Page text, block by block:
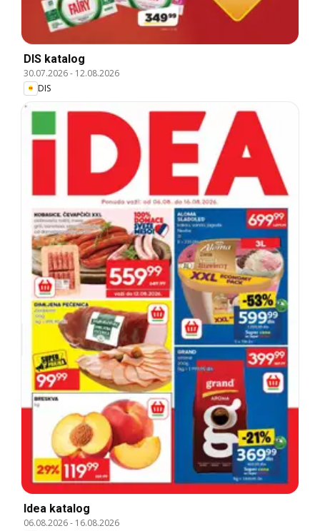
DIS katalog
30.07.2026- 12.08.2026
DIS
Idea katalog
06.08.2026- 16.08.2026